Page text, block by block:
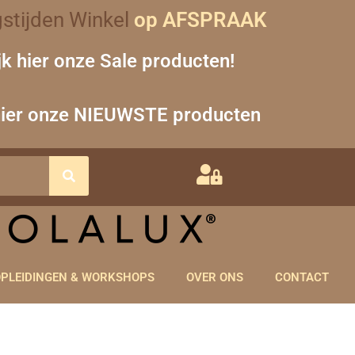
Winkel op AFSPRAAK
hier onze Sale producten!
onze NIEUWSTE producten
& WORKSHOPS OVER ONS CONTACT